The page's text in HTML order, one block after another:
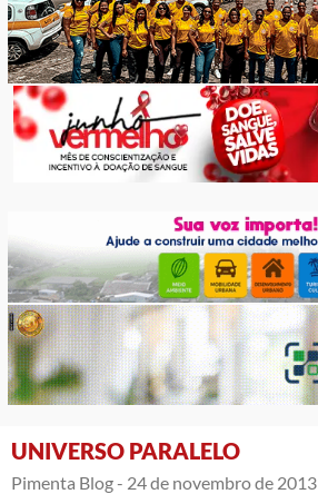
UNIVERSO PARALELO
Pimenta Blog - 24 de novembro de 2013